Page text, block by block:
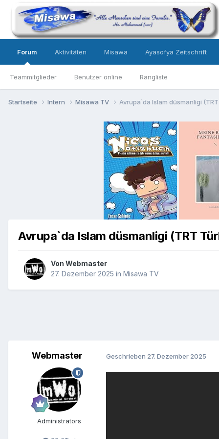
Forum
Teammitglieder Benutzer online Rangliste
Aktivitäten Misawa Ayasofya Zeitschrift
Startseite Intern Misawa TV Avrupa`da Islam düsmanligi
Avrupa`da Islam düsmanligi (TRT
Von Webmaster
27. Dezember 2025 in Misawa TV
Webmaster
Administrators
Geschrieben 27. Dezember 2025